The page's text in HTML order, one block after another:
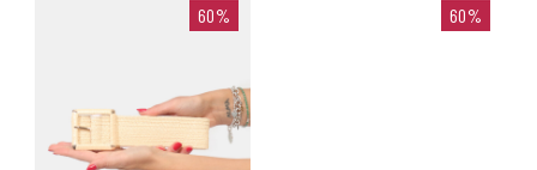
60% 60%